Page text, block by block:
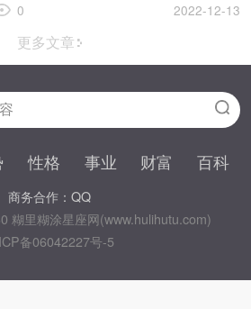
2022-12-13
0
更多文章
性格 事业 财富 百科
商务合作：QQ
糊里糊涂星座网(www.hulihutu.com)
备06042227号-5